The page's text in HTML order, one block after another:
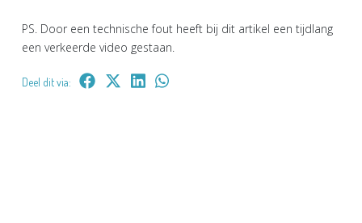
PS. Door een technische fout heeft bij dit artikel een tijdlang
een verkeerde video gestaan.
Deel dit via: